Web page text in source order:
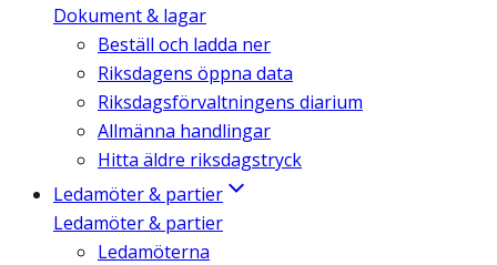
Dokument & lagar
Beställ och ladda ner
Riksdagens öppna data
Riksdagsförvaltningens diarium
Allmänna handlingar
Hitta äldre riksdagstryck
Ledamöter & partier
Ledamöter & partier
Ledamöterna